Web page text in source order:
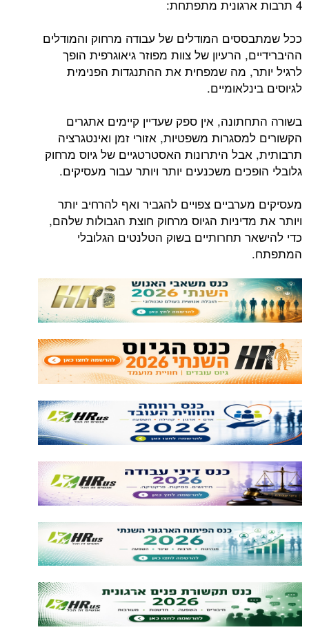
4 תרבות ארגונית מתפתחת:
ככל שמתבססים המודלים של עבודה מרחוק והמודלים
ההיברידיים, הרעיון של צוות מפוזר גיאוגרפית הופך
לרגיל יותר, מה שמפחית את ההתנגדות הפנימית
לגיוסים בינלאומיים.
בשורה התחתונה, אין ספק שעדיין קיימים אתגרים
הקשורים למסגרות משפטיות, אזורי זמן ואינטגרציה
תרבותית, אבל היתרונות האסטרטגיים של גיוס מרחוק
גלובלי הופכים משכנעים יותר ויותר עבור מעסיקים.
מעסיקים מערביים צפויים להגביר ואף להרחיב יותר
ויותר את מדיניות הגיוס מרחוק חוצת הגבולות שלהם,
כדי להישאר תחרותיים בשוק הטלנטים הגלובלי
המתפתח.